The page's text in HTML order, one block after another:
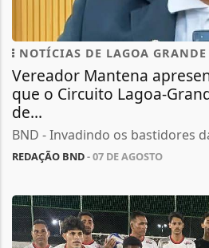
NOTÍCIAS DE LAGOA GRANDE
Vereador Mantena
que o Circuito Lagoa-
de...
BND - Invadindo os bastidores
REDAÇÃO BND- 07 DE AGOSTO